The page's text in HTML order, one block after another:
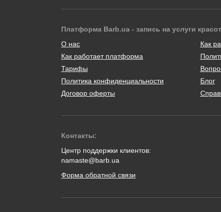
Платформа Barb.ua - запись на услуги
О нас
Как работает платформа
Тарифы
Политика конфиденциальности
Договор оферты
Как
Блог
Контакты:
Центр поддержки клиентов:
namaste@barb.ua
Форма обратной связи